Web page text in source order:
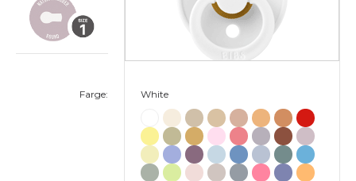
Farge: White